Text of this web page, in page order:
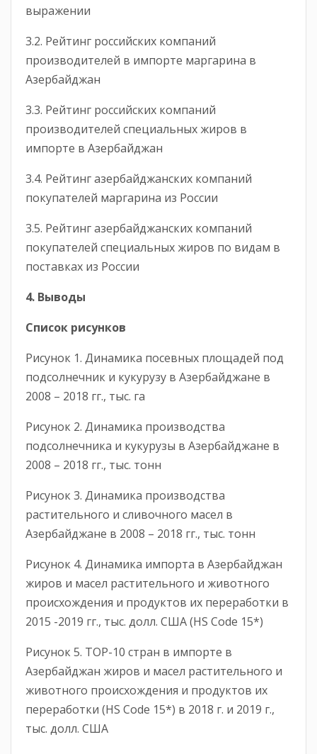
выражении
3.2. Рейтинг российских компаний
производителей в импорте маргарина в
Азербайджан
3.3. Рейтинг российских компаний
производителей специальных жиров в
импорте в Азербайджан
3.4. Рейтинг азербайджанских компаний
покупателей маргарина из России
3.5. Рейтинг азербайджанских компаний
покупателей специальных жиров по видам в
поставках из России
4. Выводы
Список рисунков
Рисунок 1. Динамика посевных площадей под
подсолнечник и кукурузу в Азербайджане в
2008 – 2018 гг., тыс. га
Рисунок 2. Динамика производства
подсолнечника и кукурузы в Азербайджане в
2008 – 2018 гг., тыс. тонн
Рисунок 3. Динамика производства
растительного и сливочного масел в
Азербайджане в 2008 – 2018 гг., тыс. тонн
Рисунок 4. Динамика импорта в Азербайджан
жиров и масел растительного и животного
происхождения и продуктов их переработки в
2015 -2019 гг., тыс. долл. США (HS Code 15*)
Рисунок 5. ТОР-10 стран в импорте в
Азербайджан жиров и масел растительного и
животного происхождения и продуктов их
переработки (HS Code 15*) в 2018 г. и 2019 г.,
тыс. долл. США